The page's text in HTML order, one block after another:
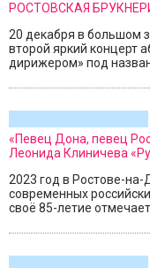
РОСТОВСКАЯ
20 декабря в большом
второй яркий концерт
дирижером» под
«Певец Дона, певец
Леонида Клиничева
2023 год в Ростове-
современных
своё 85-летие